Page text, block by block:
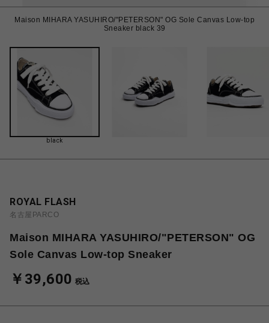
Maison MIHARA YASUHIRO/"PETERSON" OG Sole Canvas Low-top
Sneaker black 39
black
ROYAL FLASH
名古屋PARCO
Maison MIHARA YASUHIRO/"PETERSON" OG
Sole Canvas Low-top Sneaker
￥39,600 税込